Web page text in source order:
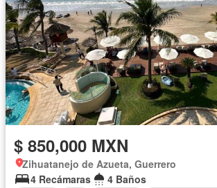
$ 850,000 MXN
Zihuatanejo de Azueta, Guerrero
4 Recámaras
4 Baños